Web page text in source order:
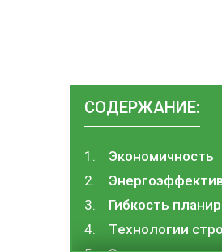
СОДЕРЖАНИЕ:
Экономичность
Гибкость
Технологии